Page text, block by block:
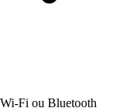
Fi ou Bluetooth